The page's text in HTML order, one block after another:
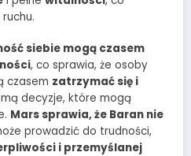
siebie mogą czasem
, co sprawia, że osoby
czasem zatrzymać się i
decyzje, które mogą
Mars sprawia, że Baran nie
prowadzić do trudności,
i przemyślanej